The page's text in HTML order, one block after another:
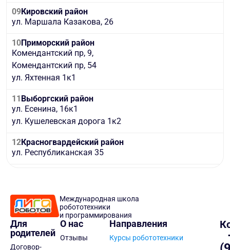
09Кировский район
ул. Маршала Казакова, 26
10Приморский район
Комендантский пр, 9,
Комендантский пр, 54
ул. Яхтенная 1к1
11Выборгский район
ул. Есенина, 16к1
ул. Кушелевская дорога 1к2
12Красногвардейский район
ул. Республиканская 35
Международная школа
робототехники
и программирования
Для
родителей
Договор-
О нас
Отзывы
Направления
Курсы робототехники